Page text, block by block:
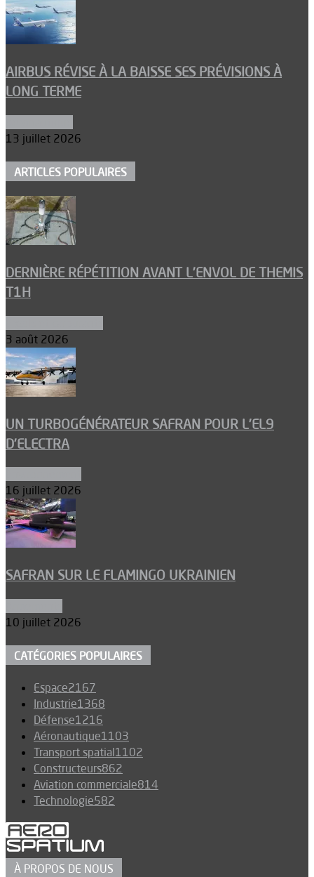
AIRBUS RÉVISE À LA BAISSE SES PRÉVISIONS À
LONG TERME
13 juillet 2026
ARTICLES POPULAIRES
DERNIÈRE RÉPÉTITION AVANT L’ENVOL DE THEMIS
T1H
3 août 2026
UN TURBOGÉNÉRATEUR SAFRAN POUR L’EL9
D’ELECTRA
16 juillet 2026
SAFRAN SUR LE FLAMINGO UKRAINIEN
10 juillet 2026
CATÉGORIES POPULAIRES
Espace2167
Industrie1368
Défense1216
Aéronautique1103
Transport spatial1102
Constructeurs862
Aviation commerciale814
Technologie582
À PROPOS DE NOUS